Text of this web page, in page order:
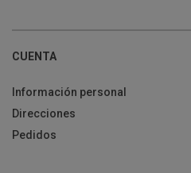
CUENTA
Información personal
Direcciones
Pedidos